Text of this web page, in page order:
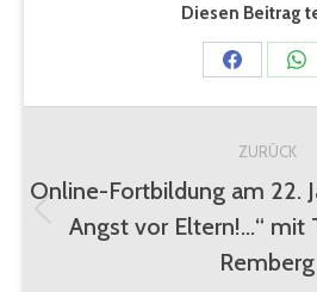
Diesen Beitrag
Share
on
Facebook
on
ZURÜCK
Beitrag:
Online-Fortbildung am 22.
Angst vor Eltern!…“ mit
Remberg